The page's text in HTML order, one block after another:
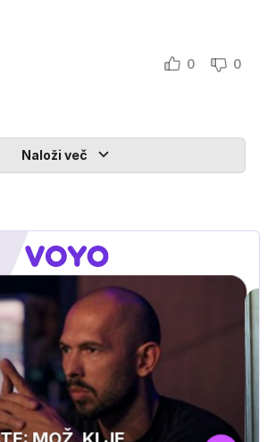
0 0
Naloži več